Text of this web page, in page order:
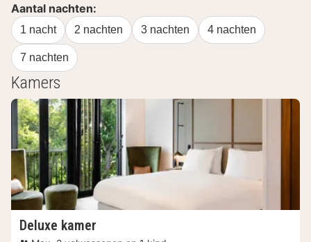
Aantal nachten:
1 nacht 2 nachten 3 nachten 4 nachten
7 nachten
Kamers
Deluxe kamer